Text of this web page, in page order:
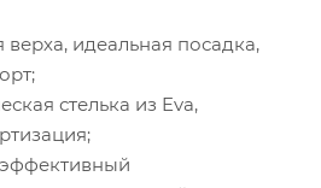
верха, идеальная посадка,
стелька из Eva,